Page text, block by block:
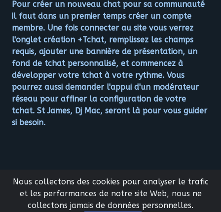
Pour créer un nouveau chat pour sa communauté
il faut dans un premier temps créer un compte
membre. Une fois connecter au site vous verrez
l'onglet création +Tchat, remplissez les champs
requis, ajouter une bannière de présentation, un
fond de tchat personnalisé, et commencez à
développer votre tchat à votre rythme. Vous
pourrez aussi demander l'appui d'un modérateur
réseau pour affiner la configuration de votre
tchat. St James, Dj Mac, seront là pour vous guider
si besoin.
Nous collectons des cookies pour analyser le trafic
et les performances de notre site Web, nous ne
collectons jamais de données personnelles.